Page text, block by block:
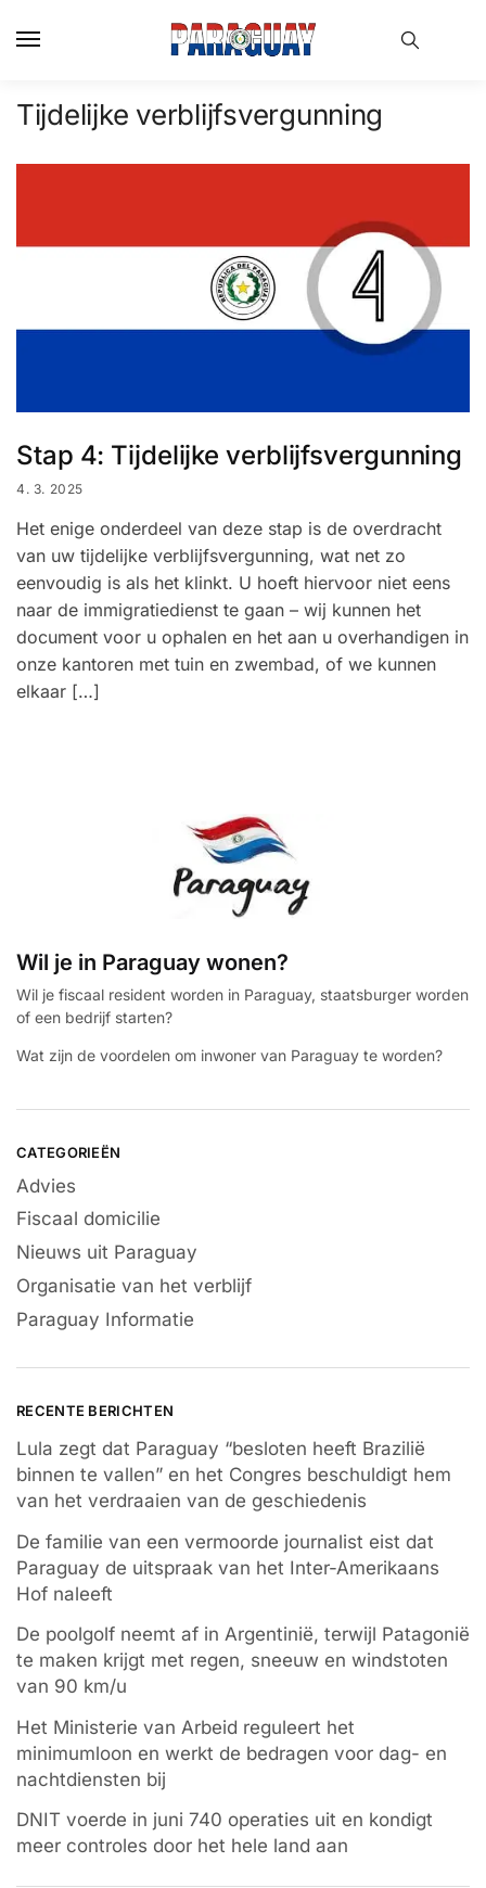
Tijdelijke verblijfsvergunning
Stap 4: Tijdelijke verblijfsvergunning
4. 3. 2025
Het enige onderdeel van deze stap is de overdracht
van uw tijdelijke verblijfsvergunning, wat net zo
eenvoudig is als het klinkt. U hoeft hiervoor niet eens
naar de immigratiedienst te gaan – wij kunnen het
document voor u ophalen en het aan u overhandigen in
onze kantoren met tuin en zwembad, of we kunnen
elkaar […]
Wil je in Paraguay wonen?
Wil je fiscaal resident worden in Paraguay, staatsburger worden
of een bedrijf starten?
Wat zijn de voordelen om inwoner van Paraguay te worden?
CATEGORIEËN
Advies
Fiscaal domicilie
Nieuws uit Paraguay
Organisatie van het verblijf
Paraguay Informatie
RECENTE BERICHTEN
Lula zegt dat Paraguay “besloten heeft Brazilië
binnen te vallen” en het Congres beschuldigt hem
van het verdraaien van de geschiedenis
De familie van een vermoorde journalist eist dat
Paraguay de uitspraak van het Inter-Amerikaans
Hof naleeft
De poolgolf neemt af in Argentinië, terwijl Patagonië
te maken krijgt met regen, sneeuw en windstoten
van 90 km/u
Het Ministerie van Arbeid reguleert het
minimumloon en werkt de bedragen voor dag- en
nachtdiensten bij
DNIT voerde in juni 740 operaties uit en kondigt
meer controles door het hele land aan